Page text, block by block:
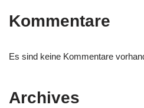
Kommentare
Es sind keine Kommentare
Archives